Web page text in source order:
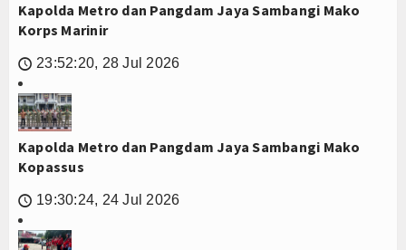
Kapolda Metro dan Pangdam Jaya Sambangi Mako
Korps Marinir
🕔 23:52:20, 28 Jul 2026
Kapolda Metro dan Pangdam Jaya Sambangi Mako
Kopassus
🕔 19:30:24, 24 Jul 2026